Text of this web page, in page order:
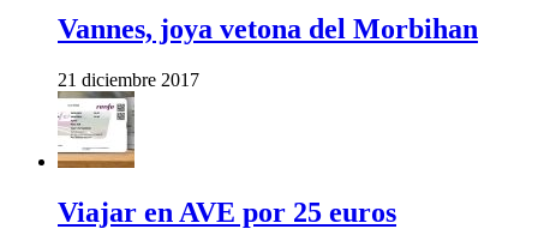
Vannes, joya vetona del Morbihan
21 diciembre 2017
Viajar en AVE por 25 euros